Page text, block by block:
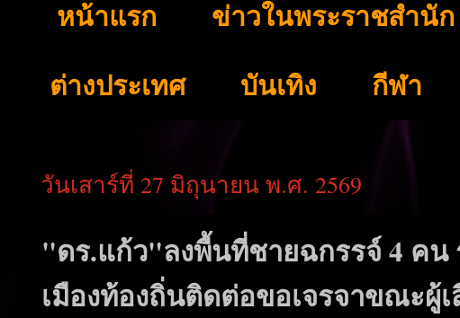
หน้าแรก ข่าวในพระราชสำนัก
ต่างประเทศ บันเทิง กีฬา
วันเสาร์ที่ 27 มิถุนายน พ.ศ. 2569
"ดร.แก้ว"ลงพื้นที่ชายฉกรรจ์ 4 คน
เมืองท้องถิ่นติดต่อขอเจรจาขณะผู้